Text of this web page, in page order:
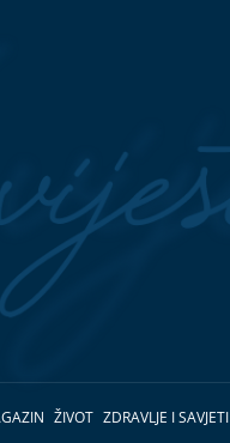
ŽIVOT ZDRAVLJE I SAVJETI